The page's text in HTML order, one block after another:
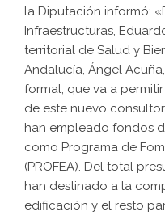
la Diputación informó:
Infraestructuras,
territorial de Salud y
Andalucía, Ángel
formal, que va a
de este nuevo
han empleado fondos
como Programa de
(PROFEA). Del total
han destinado a la
edificación y el resto